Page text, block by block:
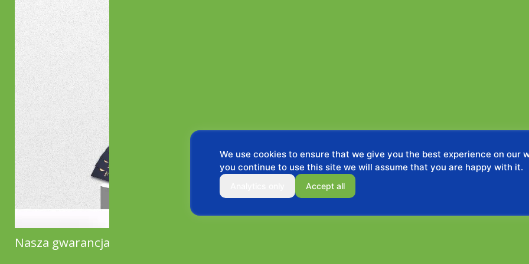
Nasza gwarancja
We use cookies to ensure that we give you the best experience on our
you continue to use this site we will assume that you are happy with it.
Accept all